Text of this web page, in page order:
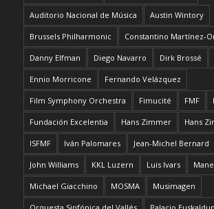
Auditorio Nacional de Música Austin Wintory
Brussels Philharmonic Constantino Martínez-
Danny Elfman Diego Navarro Dirk Brossé
Ennio Morricone Fernando Velázquez
Film Symphony Orchestra Fimucité FMF
Fundación Excelentia Hans Zimmer Hans
ISFMF Iván Palomares Jean-Michel Bernard
John Williams KKL Luzern Luis Ivars
Michael Giacchino MOSMA Musimagen